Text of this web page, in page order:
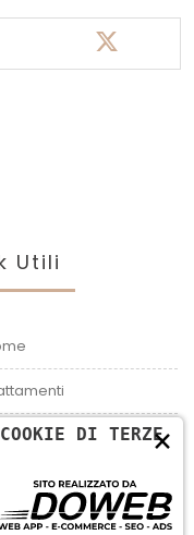
Utili
×
DI TERZE